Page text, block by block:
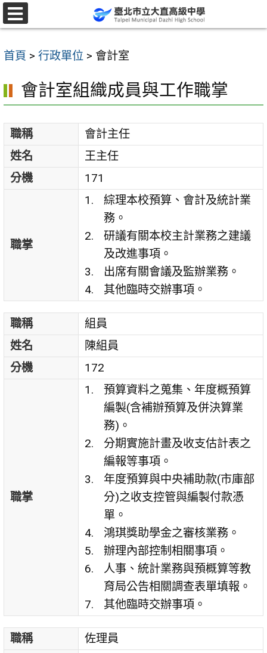
跳
至
要
容
首頁 > 行政單位 > 會計室
會計室組織成員與工作職掌
職稱
會計主任
姓名
王主任
分機
171
職掌
綜理本校預算、會計及統計業
務。
研議有關本校主計業務之建議
及改進事項。
出席有關會議及監辦業務。
其他臨時交辦事項。
職稱
組員
姓名
陳組員
分機
172
職掌
預算資料之蒐集、年度概預算
編製(含補辦預算及併決算業
務)。
分期實施計畫及收支估計表之
編報等事項。
年度預算與中央補助款(市庫部
分)之收支控管與編製付款憑
單。
鴻琪獎助學金之審核業務。
辦理內部控制相關事項。
人事、統計業務與預概算等教
育局公告相關調查表單填報。
其他臨時交辦事項。
職稱
佐理員
選
單